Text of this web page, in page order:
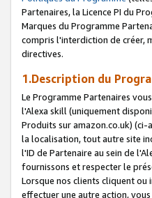
Partenaires, la Licence PI du
Marques du Programme
compris l'interdiction de créer,
directives.
1.Description du
Le Programme Partenaires
l'Alexa skill (uniquement
Produits sur amazon.co.uk) (ci-
la localisation, tout autre site
l'ID de Partenaire au sein de
fournissons et respecter le
Lorsque nos clients cliquent ou
effectuer une autre action,